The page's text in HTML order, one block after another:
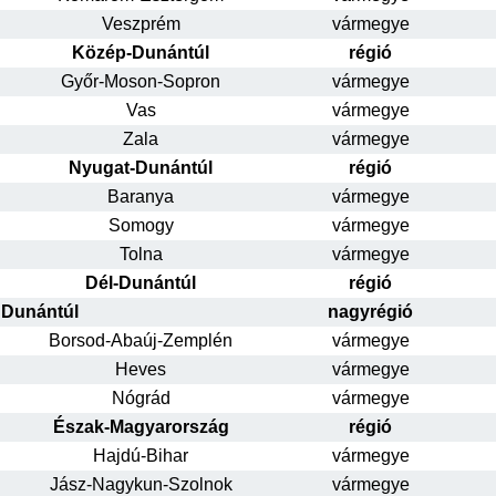
Veszprém
vármegye
Közép-Dunántúl
régió
Győr-Moson-Sopron
vármegye
Vas
vármegye
Zala
vármegye
Nyugat-Dunántúl
régió
Baranya
vármegye
Somogy
vármegye
Tolna
vármegye
Dél-Dunántúl
régió
Dunántúl
nagyrégió
Borsod-Abaúj-Zemplén
vármegye
Heves
vármegye
Nógrád
vármegye
Észak-Magyarország
régió
Hajdú-Bihar
vármegye
Jász-Nagykun-Szolnok
vármegye